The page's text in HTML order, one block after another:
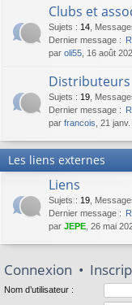
Clubs et
Sujets : 14
Dernier message :
par oli55 , 16 août
Distributeurs
Sujets : 19
Dernier message :
par francois , 21
Les liens externes
Liens
Sujets : 19
Dernier message :
par JEPE , 26 mai
Connexion •
Nom d’utilisateur :